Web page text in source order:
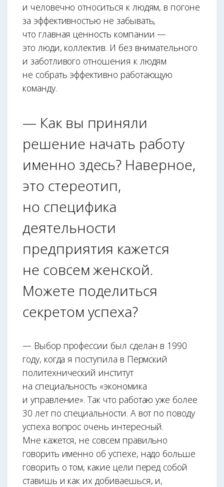
и человечно относиться к людям, в погоне
за эффективностью не забывать,
что главная ценность компании —
это люди, коллектив. И без внимательного
и заботливого отношения к людям
не собрать эффективно работающую
команду.
— Как вы приняли
решение начать работу
именно здесь? Наверное,
это стереотип,
но специфика
деятельности
предприятия кажется
не совсем женской.
Можете поделиться
секретом успеха?
— Выбор профессии был сделан в 1990
году, когда я поступила в Пермский
политехнический институт
на специальность «экономика
и управление». Так что работаю уже более
30 лет по специальности. А вот по поводу
успеха вопрос очень интересный.
Мне кажется, не совсем правильно
говорить именно об успехе, надо больше
говорить о том, какие цели перед собой
ставишь и как их добиваешься, и,